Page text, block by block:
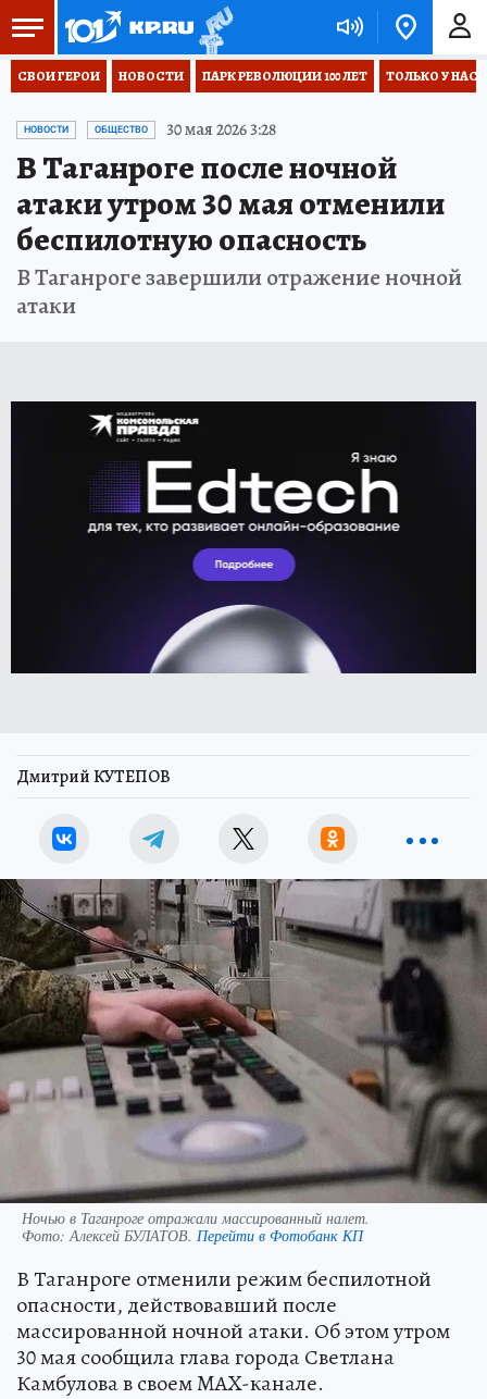
СВОИ ГЕРОИ НОВОСТИ ПАРК РЕВОЛЮЦИИ 100 ЛЕТ ТОЛЬКО У НАС
НОВОСТИ ОБЩЕСТВО 30 мая 2026 3:28
В Таганроге после ночной
атаки утром 30 мая отменили
беспилотную опасность
В Таганроге завершили отражение ночной
атаки
Дмитрий КУТЕПОВ
Ночью в Таганроге отражали массированный налет.
Фото: Алексей БУЛАТОВ. Перейти в Фотобанк КП
В Таганроге отменили режим беспилотной
опасности, действовавший после
массированной ночной атаки. Об этом утром
30 мая сообщила глава города Светлана
Камбулова в своем MAX-канале.